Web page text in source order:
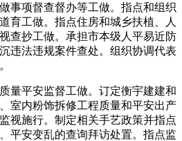
事项督查督办等工做。指点和组织
育工做。指点住房和城乡扶植、人
查抄工做。承担市本级人平易近防
违法违规案件查处。组织协调代表
平安监督工做。订定衡宇建建和
室内粉饰拆修工程质量和平安出产
视施行。制定相关手艺政策并指点
平安变乱的查询拜访处置。指点监